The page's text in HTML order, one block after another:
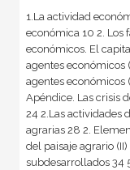
1.La actividad
económica 10 2. Los
económicos. El
agentes económicos
agentes económicos
Apéndice. Las crisis
24 2.Las actividades
agrarias 28 2.
del paisaje agrario
subdesarrollados 34